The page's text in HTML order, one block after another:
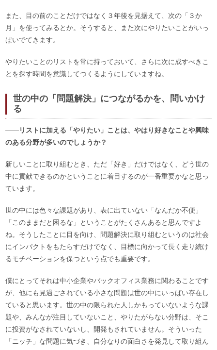
また、目の前のことだけではなく３年後を見据えて、次の「３か
月」を使ってみるとか。そうすると、また次にやりたいことがいっ
ぱいでてきます。
やりたいことのリストを常に持っておいて、さらに次に成すべきこ
とを探す時間を意識してつくるようにしていますね。
世の中の「問題解決」につながるかを、問いかけ
る
――リストに加える「やりたい」ことは、やはり好きなことや興味
のある分野が多いのでしょうか？
新しいことに取り組むとき、ただ「好き」だけではなく、どう世の
中に貢献できるのかということに着目するのが一番重要かなと思っ
ています。
世の中には色々な課題があり、表に出ていない「なんだか不便」
「このままだと困るな」ということがたくさんあると思んですよ
ね。そうしたことに目を向け、問題解決に取り組むというのは社会
にインパクトをもたらすだけでなく、目標に向かって長く走り続け
るモチベーションを保つという点でも重要です。
僕にとってそれは中小企業やバックオフィス業務に関わることです
が、他にも見過ごされている小さな問題は世の中にいっぱい存在し
ていると思います。世の中の限られた人しかもっていないような課
題や、みんなが注目していないこと、やりたがらない分野は、そこ
に投資がなされていないし、開発もされていません。そういった
「ニッチ」な問題に気づき、自分なりの面白さを発見して取り組ん